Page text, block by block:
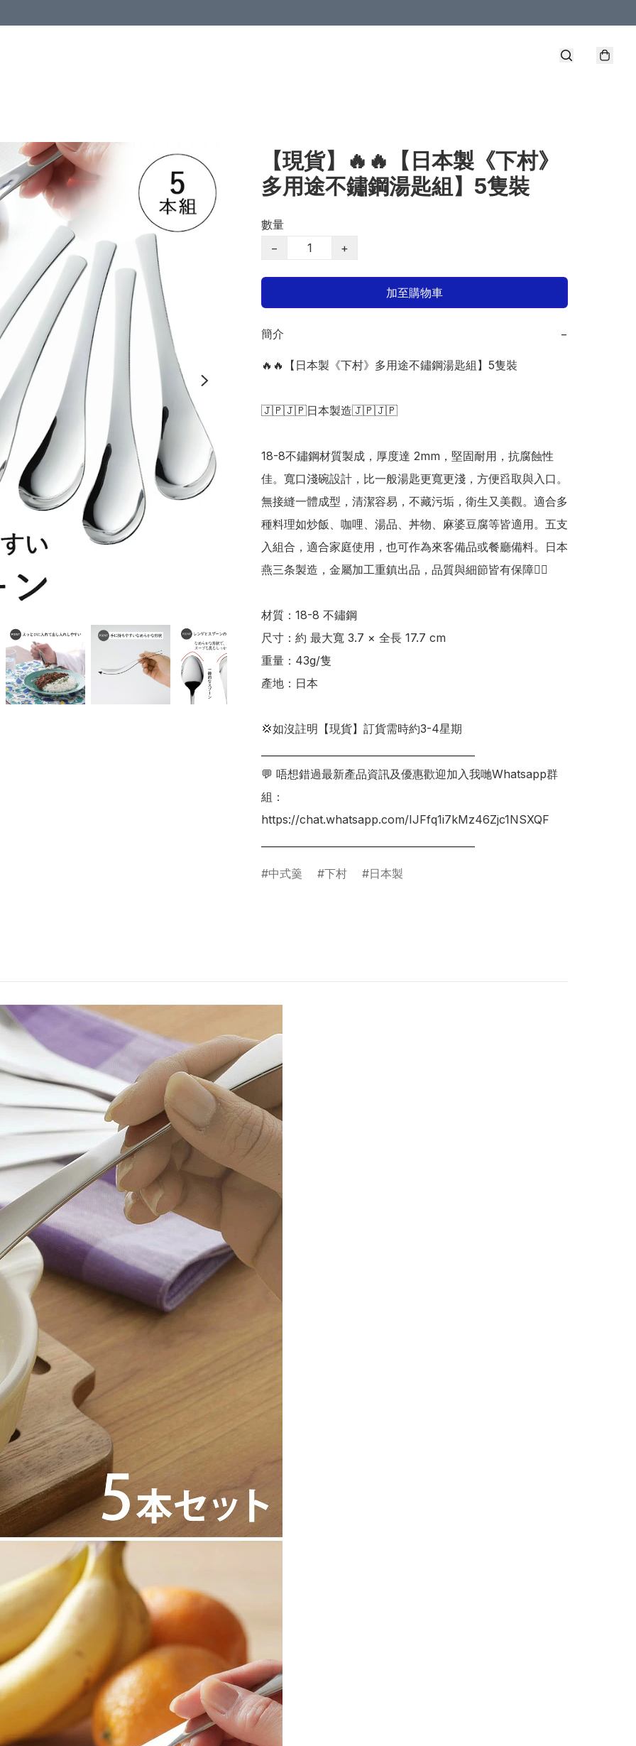
【現貨】🔥🔥【日本製《下村》
多用途不鏽鋼湯匙組】5隻裝
數量
−
+
加至購物車
簡介 −
🔥🔥【日本製《下村》多用途不鏽鋼湯匙組】5隻裝
🇯🇵🇯🇵日本製造🇯🇵🇯🇵
18-8不鏽鋼材質製成，厚度達 2mm，堅固耐用，抗腐蝕性
佳。寬口淺碗設計，比一般湯匙更寬更淺，方便舀取與入口。
無接縫一體成型，清潔容易，不藏污垢，衛生又美觀。適合多
種料理如炒飯、咖哩、湯品、丼物、麻婆豆腐等皆適用。五支
入組合，適合家庭使用，也可作為來客備品或餐廳備料。日本
燕三条製造，金屬加工重鎮出品，品質與細節皆有保障👍🏻
材質：18-8 不鏽鋼
尺寸：約 最大寬 3.7 × 全長 17.7 cm
重量：43g/隻
產地：日本
💢如沒註明【現貨】訂貨需時約3-4星期
💬 唔想錯過最新產品資訊及優惠歡迎加入我哋Whatsapp群
組：
https://chat.whatsapp.com/IJFfq1i7kMz46Zjc1NSXQF
中式羹 下村 日本製